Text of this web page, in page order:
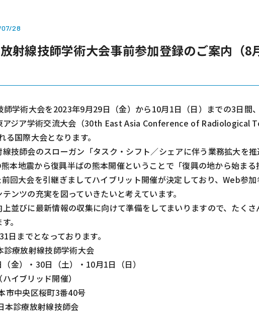
28
射線技師学術大会事前参加登録のご案内（8
学術大会を2023年9月29日（金）から10月1日（日）までの3日間
アジア学術交流大会（30th East Asia Conference of Radiological
国際大会となります。
技師会のスローガン「タスク・シフト／シェアに伴う業務拡大を
本地震から復興半ばの熊本開催ということで「復興の地から始ま
回大会を引継ぎましてハイブリット開催が決定しており、Web参
ンツの充実を図っていきたいと考えています。
並びに最新情報の収集に向けて準備をしてまいりますので、たく
。
1日までとなっております。
療放射線技師学術大会
金）・30日（土）・10月1日（日）
イブリッド開催）
中央区桜町3番40号
診療放射線技師会